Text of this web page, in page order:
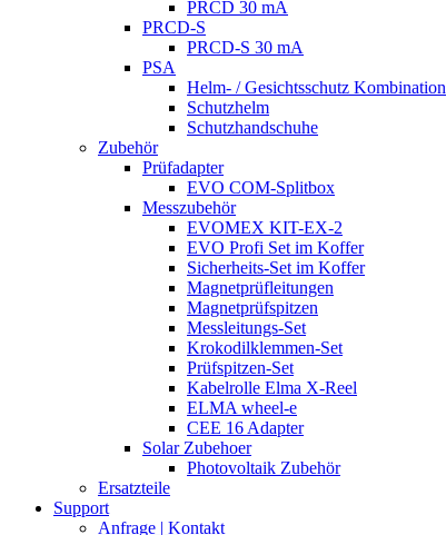
PRCD 30 mA
PRCD-S
PRCD-S 30 mA
PSA
Helm- / Gesichtsschutz Kombination
Schutzhelm
Schutzhandschuhe
Zubehör
Prüfadapter
EVO COM-Splitbox
Messzubehör
EVOMEX KIT-EX-2
EVO Profi Set im Koffer
Sicherheits-Set im Koffer
Magnetprüfleitungen
Magnetprüfspitzen
Messleitungs-Set
Krokodilklemmen-Set
Prüfspitzen-Set
Kabelrolle Elma X-Reel
ELMA wheel-e
CEE 16 Adapter
Solar Zubehoer
Photovoltaik Zubehör
Ersatzteile
Support
Anfrage | Kontakt